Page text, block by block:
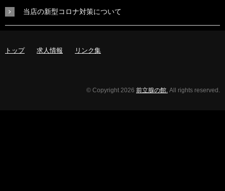
当店の新型コロナ対策について
トップ 求人情報 リンク集
© Copyright 2026 前立腺の館. All rights reserved.